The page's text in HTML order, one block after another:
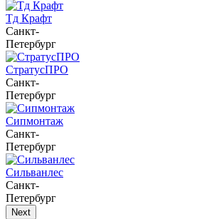
Тд Крафт
Санкт-
Петербург
СтратусПРО
Санкт-
Петербург
Сипмонтаж
Санкт-
Петербург
Сильванлес
Санкт-
Петербург
Next